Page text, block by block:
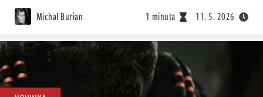
Michal Burian 1 minuta 11. 5. 2026